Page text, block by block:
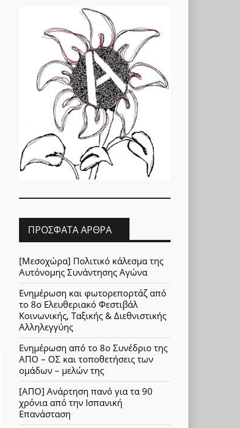
ΠΡΌΣΦΑΤΑ ΆΡΘΡΑ
[Μεσοχώρα] Πολιτικό κάλεσμα της
Αυτόνομης Συνάντησης Αγώνα
Ενημέρωση και φωτορεπορτάζ από
το 8ο Ελευθεριακό Φεστιβάλ
Κοινωνικής, Ταξικής & Διεθνιστικής
Αλληλεγγύης
Ενημέρωση από το 8ο Συνέδριο της
ΑΠΟ – ΟΣ και τοποθετήσεις των
ομάδων – μελών της
[ΑΠΟ] Ανάρτηση πανό για τα 90
χρόνια από την Ισπανική
Επανάσταση